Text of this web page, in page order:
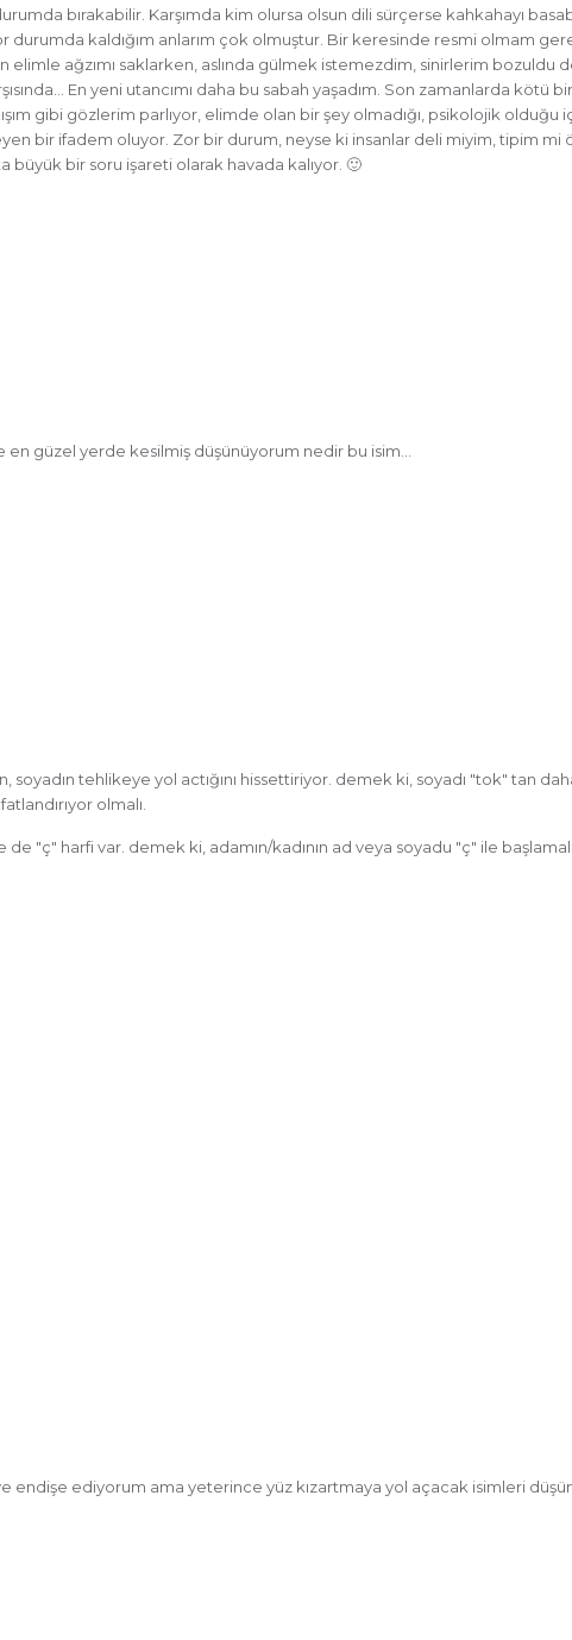
bırakabilir. Karşımda kim olursa olsun dili sürçerse kahkahayı
kaldığım anlarım çok olmuştur. Bir keresinde resmi olmam
elimle ağzımı saklarken, aslında gülmek istemezdim, sinirlerim bozuldu
En yeni utancımı daha bu sabah yaşadım. Son zamanlarda kötü
gibi gözlerim parlıyor, elimde olan bir şey olmadığı, psikolojik olduğu
bir ifadem oluyor. Zor bir durum, neyse ki insanlar deli miyim, tipim mi
büyük bir soru işareti olarak havada kalıyor. 🙂
en güzel yerde kesilmiş düşünüyorum nedir bu isim…
soyadın tehlikeye yol actığını hissettiriyor. demek ki, soyadı "tok" tan
olmalı.
"ç" harfi var. demek ki, adamın/kadının ad veya soyadu "ç" ile başlamalı.
ediyorum ama yeterince yüz kızartmaya yol açacak isimleri